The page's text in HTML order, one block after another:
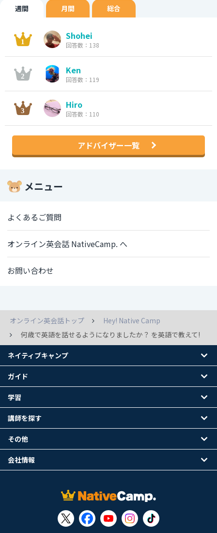
週間 月間 総合
Shohei
回答数：138
Ken
回答数：119
Hiro
回答数：110
アドバイザー一覧
メニュー
よくあるご質問
オンライン英会話 NativeCamp. へ
お問い合わせ
オンライン英会話トップ
Hey! Native Camp
何歳で英語を話せるようになりましたか？ を英語で教えて!
ネイティブキャンプ
ガイド
学習
講師を探す
その他
会社情報